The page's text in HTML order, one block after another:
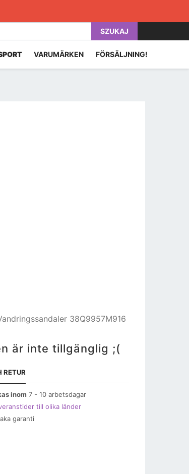
SZUKAJ
VARUMÄRKEN FÖRSÄLJNING!
38Q9957M916
är inte tillgänglig ;(
RETUR
inom 7 - 10 arbetsdagar
till olika länder
garanti